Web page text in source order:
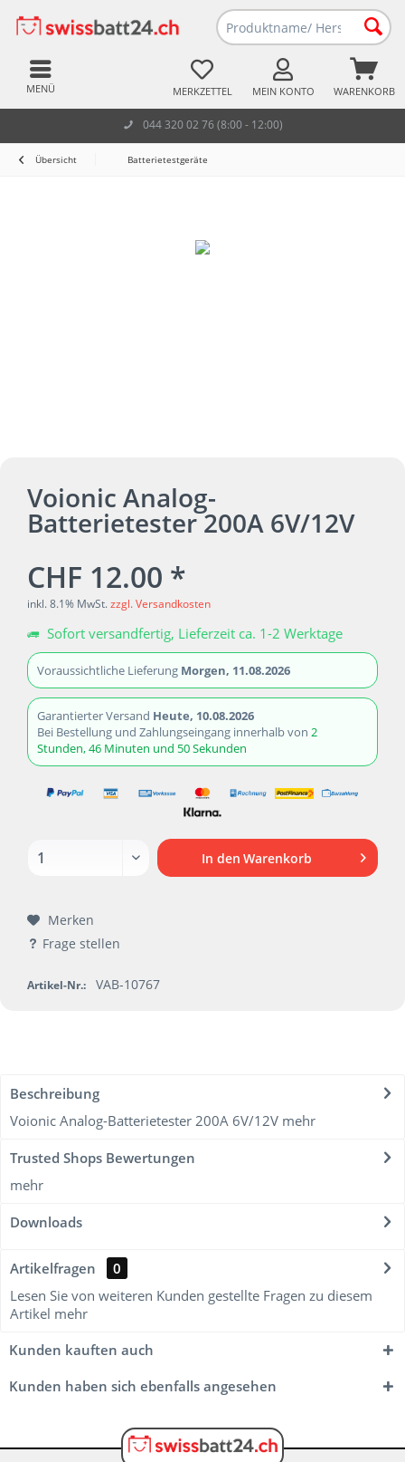
044 320 02 76 (8:00 - 12:00)
WARENKORB
MERKZETTEL MEIN KONTO
MENÜ
Übersicht Batterietestgeräte
Voionic Analog-
Batterietester 200A 6V/12V
CHF 12.00 *
inkl. 8.1% MwSt.zzgl. Versandkosten
Sofort versandfertig, Lieferzeit ca. 1-2 Werktage
Voraussichtliche Lieferung Morgen, 11.08.2026
Garantierter Versand Heute, 10.08.2026
Bei Bestellung und Zahlungseingang innerhalb von 2
Stunden, 46 Minuten und 50 Sekunden
In den Warenkorb
Merken
Frage stellen
Artikel-Nr.: VAB-10767
Beschreibung
Voionic Analog-Batterietester 200A 6V/12V mehr
Trusted Shops Bewertungen
mehr
Downloads
Artikelfragen
0
Lesen Sie von weiteren Kunden gestellte Fragen zu diesem
Artikel mehr
Kunden kauften auch
Kunden haben sich ebenfalls angesehen